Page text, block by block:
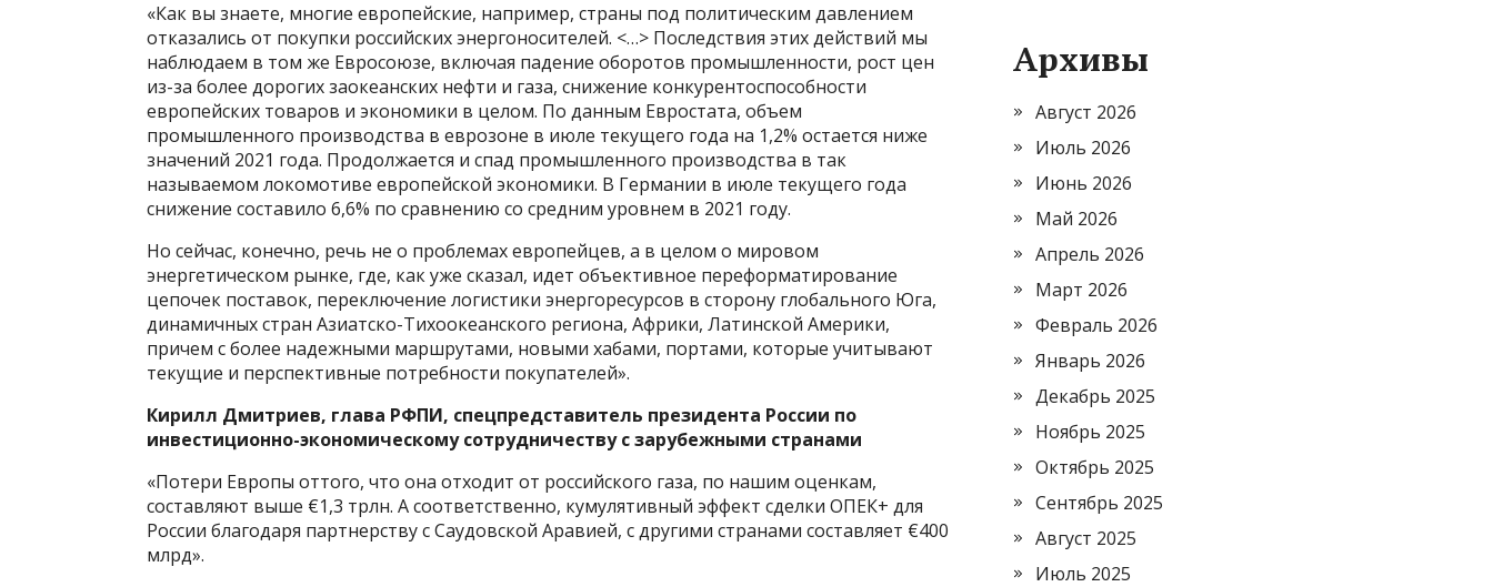
«Как вы знаете, многие европейские, например, страны под политическим давлением
отказались от покупки российских энергоносителей. <…> Последствия этих действий мы
наблюдаем в том же Евросоюзе, включая падение оборотов промышленности, рост цен
из-за более дорогих заокеанских нефти и газа, снижение конкурентоспособности
европейских товаров и экономики в целом. По данным Евростата, объем
промышленного производства в еврозоне в июле текущего года на 1,2% остается ниже
значений 2021 года. Продолжается и спад промышленного производства в так
называемом локомотиве европейской экономики. В Германии в июле текущего года
снижение составило 6,6% по сравнению со средним уровнем в 2021 году.
Но сейчас, конечно, речь не о проблемах европейцев, а в целом о мировом
энергетическом рынке, где, как уже сказал, идет объективное переформатирование
цепочек поставок, переключение логистики энергоресурсов в сторону глобального Юга,
динамичных стран Азиатско-Тихоокеанского региона, Африки, Латинской Америки,
причем с более надежными маршрутами, новыми хабами, портами, которые учитывают
текущие и перспективные потребности покупателей».
Кирилл Дмитриев, глава РФПИ, спецпредставитель президента России по
инвестиционно-экономическому сотрудничеству с зарубежными странами
«Потери Европы оттого, что она отходит от российского газа, по нашим оценкам,
составляют выше €1,3 трлн. А соответственно, кумулятивный эффект сделки ОПЕК+ для
России благодаря партнерству с Саудовской Аравией, с другими странами составляет €400
млрд».
Архивы
Август 2026
Июль 2026
Июнь 2026
Май 2026
Апрель 2026
Март 2026
Февраль 2026
Январь 2026
Декабрь 2025
Ноябрь 2025
Октябрь 2025
Сентябрь 2025
Август 2025
Июль 2025